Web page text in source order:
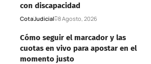
con discapacidad
CotaJudicial 8 Agosto, 2026
Cómo seguir el marcador y las
cuotas en vivo para apostar en el
momento justo